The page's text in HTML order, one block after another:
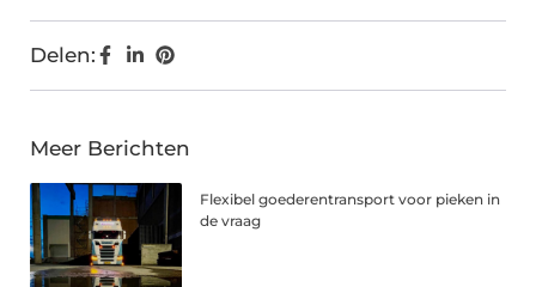
Delen:
Meer Berichten
Flexibel goederentransport voor pieken in
de vraag